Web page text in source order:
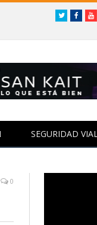
Twitter
SEGURIDAD
0